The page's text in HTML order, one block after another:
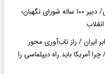
داغ شدن دوباره نام احمد جنتی/ دبیر ۱۰۰ ساله شورای نگهبان؛
ایران / راز تاب‌آوری محور
آمریکا باید راه دیپلماسی را